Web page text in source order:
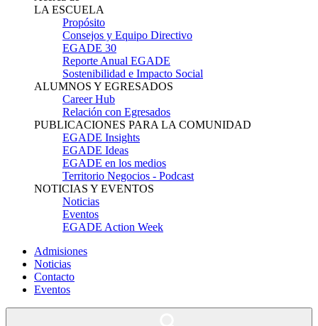
LA ESCUELA
Propósito
Consejos y Equipo Directivo
EGADE 30
Reporte Anual EGADE
Sostenibilidad e Impacto Social
ALUMNOS Y EGRESADOS
Career Hub
Relación con Egresados
PUBLICACIONES PARA LA COMUNIDAD
EGADE Insights
EGADE Ideas
EGADE en los medios
Territorio Negocios - Podcast
NOTICIAS Y EVENTOS
Noticias
Eventos
EGADE Action Week
Admisiones
Noticias
Contacto
Eventos